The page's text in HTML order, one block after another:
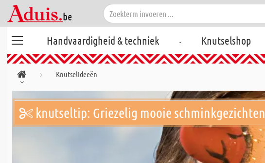
Handvaardigheid & techniek . Knutselshop
Knutselideeën
knutseltip: Griezelig mooie schminkgezichten